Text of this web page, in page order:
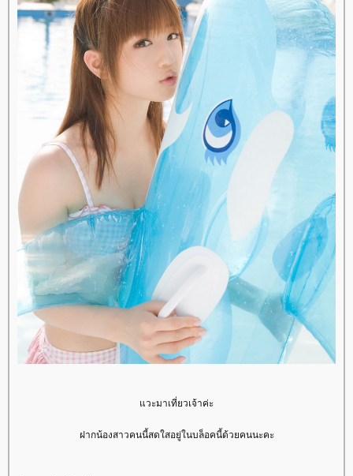
วะมาเที่ยวเจ้าค่ะ
ฝากน้องสาวคนนี้สดใสอยู่ในบล็อคนี้ด้วยคนนะคะ